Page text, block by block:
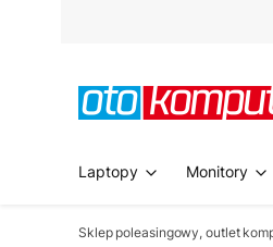
Laptopy Monitory
Sklep poleasingowy, outlet